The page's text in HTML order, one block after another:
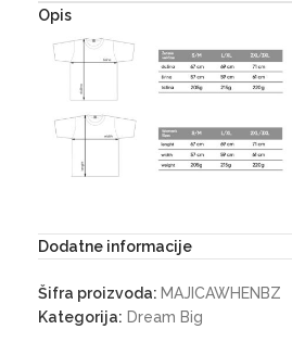
Opis
Dodatne informacije
Šifra proizvoda: MAJICAWHENBZ
Kategorija: Dream Big